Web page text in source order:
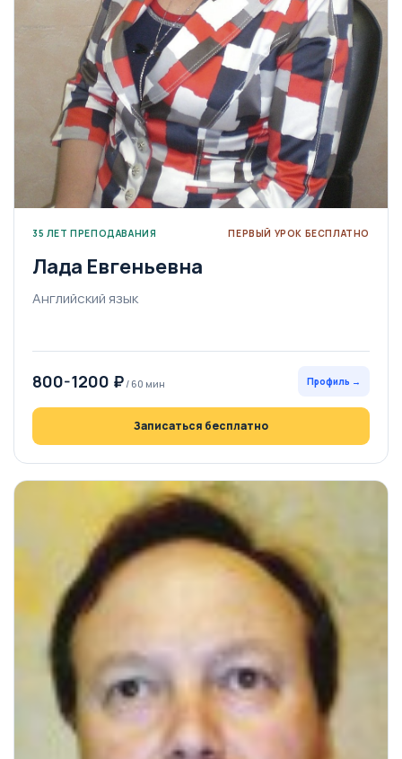
35 ЛЕТ ПРЕПОДАВАНИЯ ПЕРВЫЙ УРОК БЕСПЛАТНО
Лада Евгеньевна
Английский язык
800-1200 ₽ / 60 мин Профиль →
Записаться бесплатно